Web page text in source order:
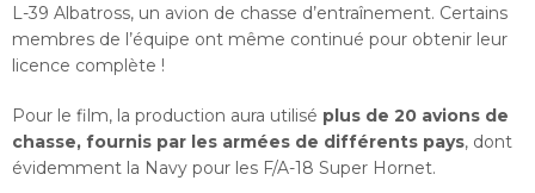
L-39 Albatross, un avion de chasse d’entraînement. Certains
membres de l’équipe ont même continué pour obtenir leur
licence complète !
Pour le film, la production aura utilisé plus de 20 avions de
chasse, fournis par les armées de différents pays, dont
évidemment la Navy pour les F/A-18 Super Hornet.